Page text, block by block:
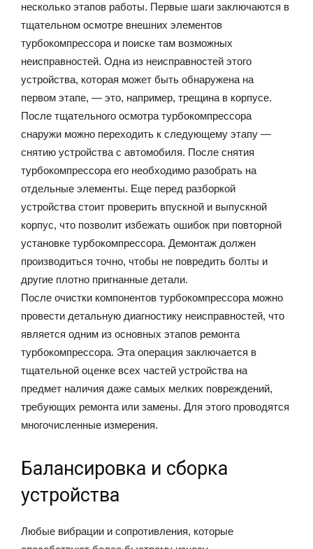
несколько этапов работы. Первые шаги заключаются в
тщательном осмотре внешних элементов
турбокомпрессора и поиске там возможных
неисправностей. Одна из неисправностей этого
устройства, которая может быть обнаружена на
первом этапе, — это, например, трещина в корпусе.
После тщательного осмотра турбокомпрессора
снаружи можно переходить к следующему этапу —
снятию устройства с автомобиля. После снятия
турбокомпрессора его необходимо разобрать на
отдельные элементы. Еще перед разборкой
устройства стоит проверить впускной и выпускной
корпус, что позволит избежать ошибок при повторной
установке турбокомпрессора. Демонтаж должен
производиться точно, чтобы не повредить болты и
другие плотно пригнанные детали.
После очистки компонентов турбокомпрессора можно
провести детальную диагностику неисправностей, что
является одним из основных этапов ремонта
турбокомпрессора. Эта операция заключается в
тщательной оценке всех частей устройства на
предмет наличия даже самых мелких повреждений,
требующих ремонта или замены. Для этого проводятся
многочисленные измерения.
Балансировка и сборка
устройства
Любые вибрации и сопротивления, которые